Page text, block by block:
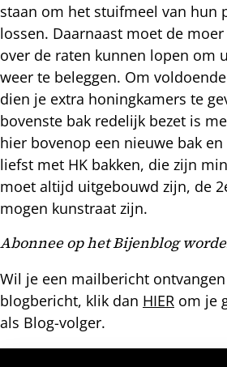
staan om het stuifmeel van hun
lossen. Daarnaast moet de
over de raten kunnen lopen om
weer te beleggen. Om
dien je extra honingkamers te
bovenste bak redelijk bezet is
hier bovenop een nieuwe bak
liefst met HK bakken, die zijn
moet altijd uitgebouwd zijn, de
mogen kunstraat zijn.
Abonnee op het Bijenblog
Wil je een mailbericht
blogbericht, klik dan HIER om je
als Blog-volger.